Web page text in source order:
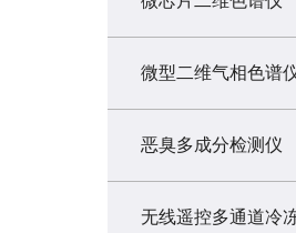
微型二维气相色谱
恶臭多成分检测仪
无线遥控多通道冷